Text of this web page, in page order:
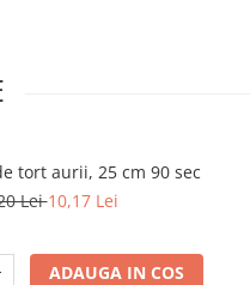
tort aurii, 25 cm 90 sec
Lei10,17 Lei
ADAUGA IN COS